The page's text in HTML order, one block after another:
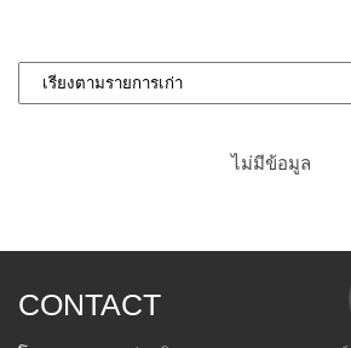
ไม่มีข้อมูล
CONTACT